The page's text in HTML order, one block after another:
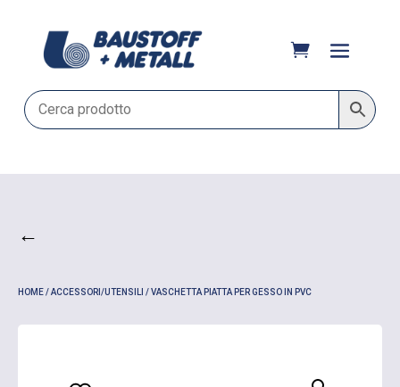
←
HOME/ACCESSORI/UTENSILI / VASCHETTA PIATTA PER GESSO IN PVC